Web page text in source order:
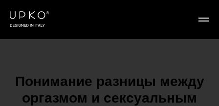
Понимание разницы между
оргазмом и сексуальным